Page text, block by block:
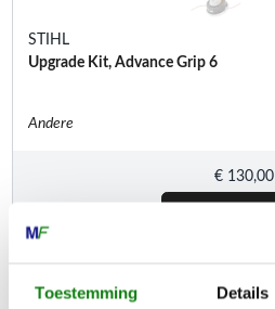
Toestemming Details
STIHL
Upgrade Kit, Advance Grip 6
Andere
€ 130,00